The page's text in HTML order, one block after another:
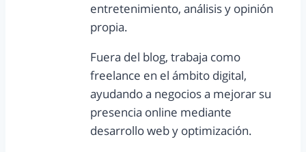
entretenimiento, análisis y opinión
propia.
Fuera del blog, trabaja como
freelance en el ámbito digital,
ayudando a negocios a mejorar su
presencia online mediante
desarrollo web y optimización.